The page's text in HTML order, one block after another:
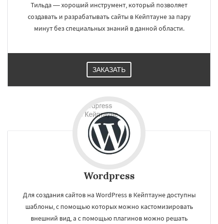
Тильда — хороший инструмент, который позволяет
создавать и разрабатывать сайты в Кейптауне за пару
минут без специальных знаний в данной области.
ЗАКАЗАТЬ
Wordpress
Для создания сайтов на WordPress в Кейптауне доступны
шаблоны, с помощью которых можно кастомизировать
внешний вид, а с помощью плагинов можно решать